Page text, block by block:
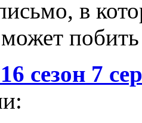
в
побить
сезон 7